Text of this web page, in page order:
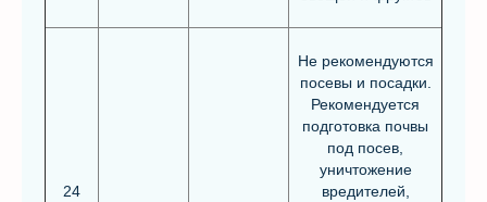
24
Не рекомендуются
посевы и посадки.
Рекомендуется
подготовка почвы
под посев,
уничтожение
вредителей,